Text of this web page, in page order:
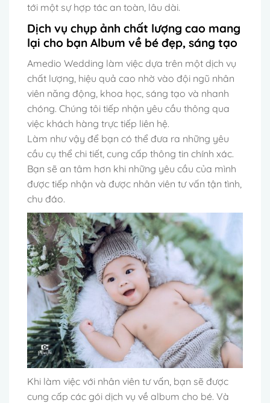
tới một sự hợp tác an toàn, lâu dài.
Dịch vụ chụp ảnh chất lượng cao mang
lại cho bạn Album về bé đẹp, sáng tạo
Amedio Wedding làm việc dựa trên một dịch vụ
chất lượng, hiệu quả cao nhờ vào đội ngũ nhân
viên năng động, khoa học, sáng tạo và nhanh
chóng. Chúng tôi tiếp nhận yêu cầu thông qua
việc khách hàng trực tiếp liên hệ.
Làm như vậy để bạn có thể đưa ra những yêu
cầu cụ thể chi tiết, cung cấp thông tin chính xác.
Bạn sẽ an tâm hơn khi những yêu cầu của mình
được tiếp nhận và được nhân viên tư vấn tận tình,
chu đáo.
Khi làm việc với nhân viên tư vấn, bạn sẽ được
cung cấp các gói dịch vụ về album cho bé. Và